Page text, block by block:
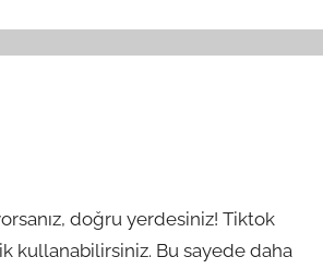
doğru yerdesiniz! Tiktok
kullanabilirsiniz. Bu sayede daha